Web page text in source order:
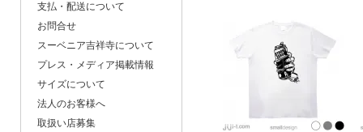
支払・配送について
お問合せ
スーベニア吉祥寺について
プレス・メディア掲載情報
サイズについて
法人のお客様へ
取扱い店募集